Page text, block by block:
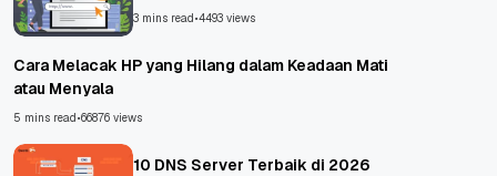
Untungnya?
3 mins read•4493 views
Cara Melacak HP yang Hilang dalam Keadaan Mati
atau Menyala
5 mins read•66876 views
10 DNS Server Terbaik di 2026